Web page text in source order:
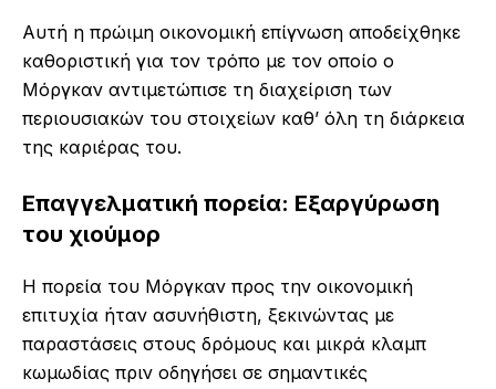
Αυτή η πρώιμη οικονομική επίγνωση αποδείχθηκε
καθοριστική για τον τρόπο με τον οποίο ο
Μόργκαν αντιμετώπισε τη διαχείριση των
περιουσιακών του στοιχείων καθ’ όλη τη διάρκεια
της καριέρας του.
Επαγγελματική πορεία: Εξαργύρωση
του χιούμορ
Η πορεία του Μόργκαν προς την οικονομική
επιτυχία ήταν ασυνήθιστη, ξεκινώντας με
παραστάσεις στους δρόμους και μικρά κλαμπ
κωμωδίας πριν οδηγήσει σε σημαντικές